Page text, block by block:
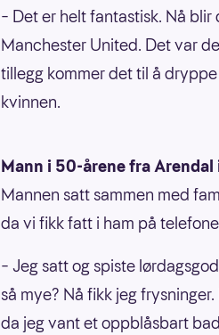
– Det er helt fantastisk. Nå
Manchester United. Det var
tillegg kommer det til å
kvinnen.
Mann i 50-årene fra Arendal
Mannen satt sammen med
da vi fikk fatt i ham på
– Jeg satt og spiste
så mye? Nå fikk jeg
da jeg vant et oppblåsbart